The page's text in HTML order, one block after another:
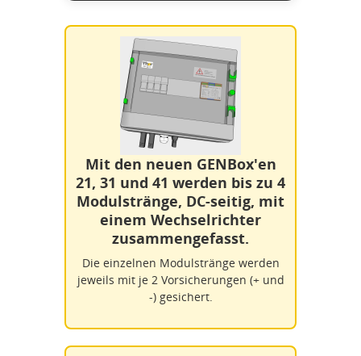
Mit den neuen GENBox'en
21, 31 und 41 werden bis zu 4
Modulstränge, DC-seitig, mit
einem Wechselrichter
zusammengefasst.
Die einzelnen Modulstränge werden
jeweils mit je 2 Vorsicherungen (+ und
-) gesichert.